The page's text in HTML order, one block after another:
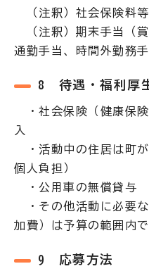
（注釈）社会保険料等
（注釈）期末手当（
通勤手当、時間外勤務
8 待遇・福利厚
・社会保険（健康保
入
・活動中の住居は町
個人負担）
・公用車の無償貸与
・その他活動に必要
加費）は予算の範囲内
9 応募方法